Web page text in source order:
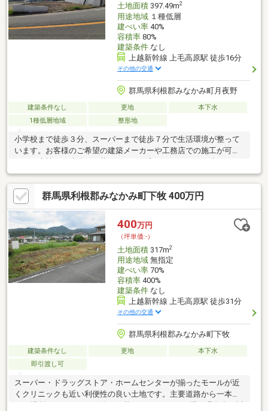
土地面積397.49m2
用途地域１種低層
建ぺい率40%
容積率80%
建築条件なし
上越新幹線 上毛高原駅 徒歩16分
その他の交通
群馬県利根郡みなかみ町月夜野
建築条件なし 更地
本下水
1種低層地域
整形地
小学校まで徒歩３分、スーパーまで徒歩７分で生活環境が整って
います。お客様のご希望の建築メーカーや工務店での施工が可能
です！当社での建築も可能ですので住宅メーカーがまだ決まって
いない方はご相談ください！！
群馬県利根郡みなかみ町下牧 400万円
400万円
（坪単価:-）
土地面積317m2
用途地域無指定
建ぺい率70%
容積率400%
建築条件なし
上越新幹線 上毛高原駅 徒歩31分
その他の交通
群馬県利根郡みなかみ町下牧
建築条件なし 更地
本下水
即引渡し可
スーパー・ドラッグストア・ホームセンターが揃ったモールが近
くクリニックも近い利便性の良い土地です。主要道路から一本外